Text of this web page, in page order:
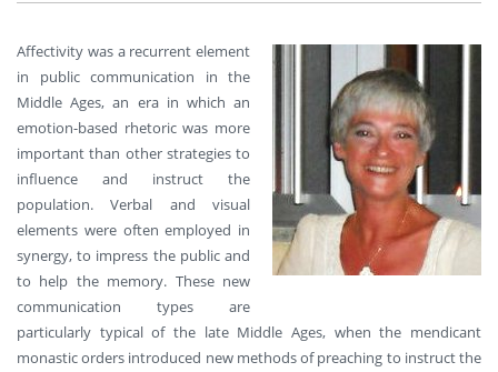
Affectivity was a recurrent element
in public communication in the
Middle Ages, an era in which an
emotion-based rhetoric was more
important than other strategies to
influence and instruct the
population. Verbal and visual
elements were often employed in
synergy, to impress the public and
to help the memory. These new
communication types are
particularly typical of the late Middle Ages, when the mendicant
monastic orders introduced new methods of preaching to instruct the